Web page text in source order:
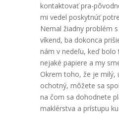
kontaktovať pra-
mi vedel poskytnúť
Nemal žiadny problém
víkend, ba dokonca
nám v nedeľu, keď bolo
nejaké papiere a my
Okrem toho, že je milý,
ochotný, môžete sa
na čom sa dohodnete
maklérstva a prístupu